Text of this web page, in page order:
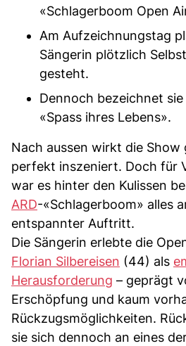
«Schlagerboom Open
Am Aufzeichnungstag
Sängerin plötzlich
gesteht.
Dennoch bezeichnet
«Spass ihres Lebens».
Nach aussen wirkt die Show
perfekt inszeniert. Doch für
war es hinter den Kulissen
ARD-«Schlagerboom» alles
entspannter Auftritt.
Die Sängerin erlebte die
Florian Silbereisen (44) als
Herausforderung – geprägt
Erschöpfung und kaum
Rückzugsmöglichkeiten.
sie sich dennoch an eines